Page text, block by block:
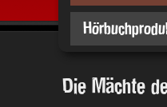
Die Mächte